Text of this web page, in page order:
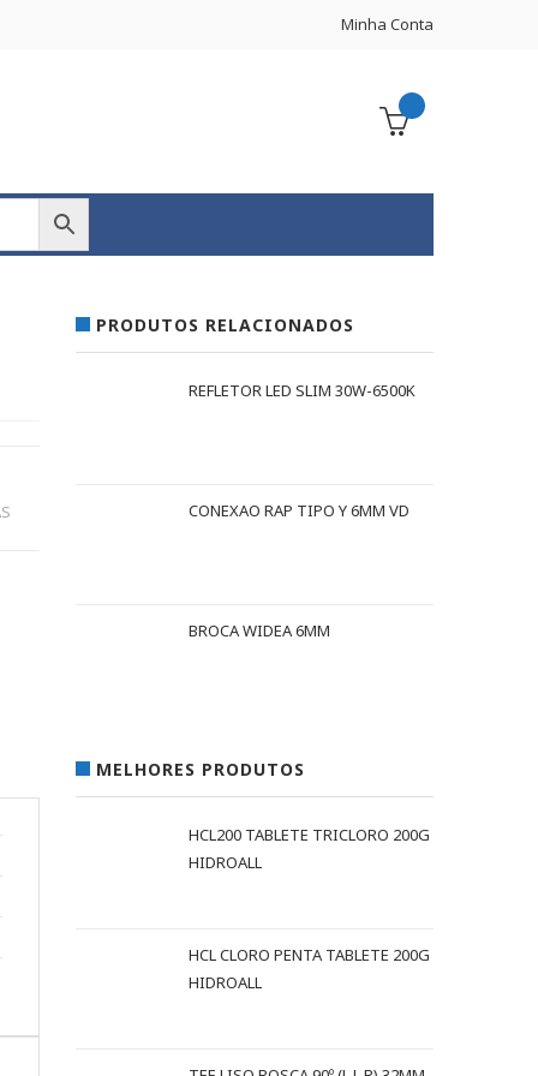
Minha Conta
PRODUTOS RELACIONADOS
REFLETOR LED SLIM 30W-6500K
CONEXAO RAP TIPO Y 6MM VD
BROCA WIDEA 6MM
MELHORES PRODUTOS
HCL200 TABLETE TRICLORO 200G
HIDROALL
HCL CLORO PENTA TABLETE 200G
HIDROALL